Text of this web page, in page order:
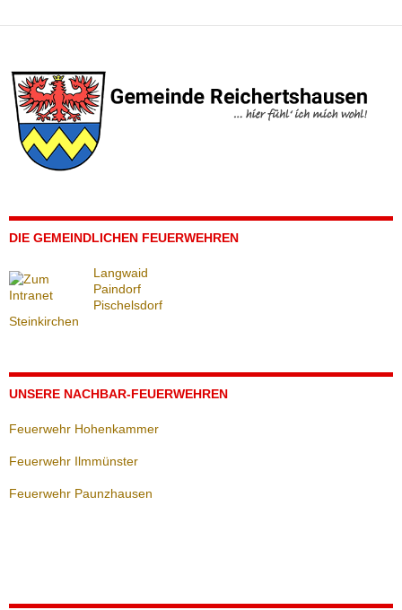
DIE GEMEINDLICHEN FEUERWEHREN
Langwaid
Paindorf
Pischelsdorf
Steinkirchen
UNSERE NACHBAR-FEUERWEHREN
Feuerwehr Hohenkammer
Feuerwehr Ilmmünster
Feuerwehr Paunzhausen